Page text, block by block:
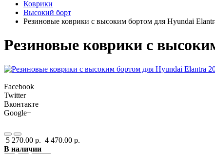
Коврики
Высокий борт
Резиновые коврики с высоким бортом для Hyundai
Резиновые коврики с
Facebook
Twitter
Вконтакте
Google+
5 270.00 р. 4 470.00 р.
В наличии